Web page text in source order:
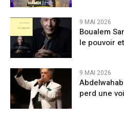
9 MAI 2026
Boualem
le pouvoir
9 MAI 2026
perd une